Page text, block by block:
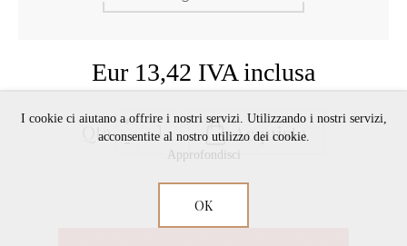
Eur 13,42 IVA inclusa
Qta
I cookie ci aiutano a offrire i nostri servizi. Utilizzando i nostri servizi,
acconsentite al nostro utilizzo dei cookie.
Approfondisci
OK